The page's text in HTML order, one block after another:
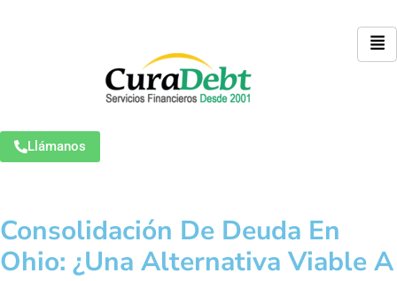
Llámanos
Consolidación De Deuda En
Ohio: ¿Una Alternativa Viable A